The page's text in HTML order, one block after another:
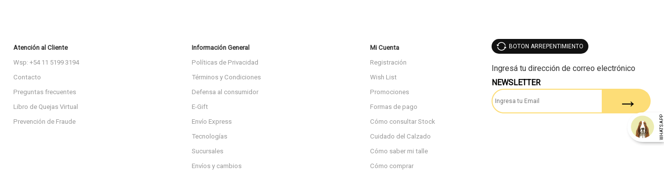
Atención al Cliente
Wsp: +54 11 5199 3194
Contacto
Preguntas frecuentes
Libro de Quejas Virtual
Prevención de Fraude
Información General
Políticas de Privacidad
Términos y Condiciones
Defensa al consumidor
E-Gift
Envío Express
Tecnologías
Sucursales
Envíos y cambios
Mi Cuenta
Registración
Wish List
Promociones
Formas de pago
Cómo consultar Stock
Cuidado del Calzado
Cómo saber mi talle
Cómo comprar
WHATSAPP
BOTON ARREPENTIMIENTO
NEWSLETTER